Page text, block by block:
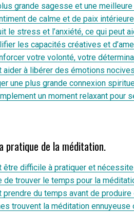
grande sagesse et une
de calme et de paix
le stress et l’anxiété, ce qui peut
les capacités créatives et
votre volonté, votre
aider à libérer des émotions
une plus grande connexion
un moment relaxant pour
pratique de la méditation.
être difficile à pratiquer et
trouver le temps pour la
prendre du temps avant de
trouvent la méditation